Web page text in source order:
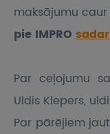
maksājumu
pie IMPRO
Par ceļojumu
Uldis Klepers,
Par pārējiem